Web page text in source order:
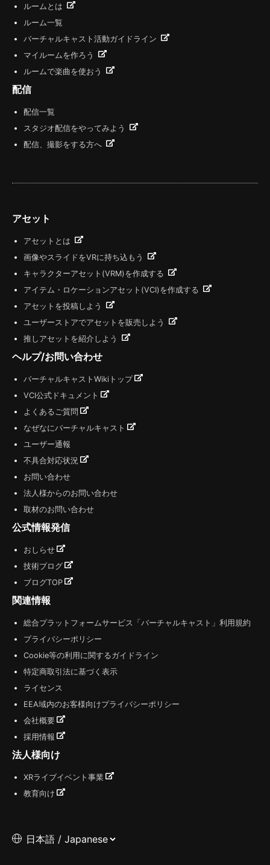
ルームとは
ルーム一覧
バーチャルキャスト活動ガイドライン
マイルームを作ろう
ルームで楽曲を使おう
配信
配信一覧
スタジオ配信をやってみよう
配信、撮影をする方へ
アセット
アセットとは
画像やスライドをVRに持ち込もう
キャラクターアセット(VRM)を作成する
アイテム・ロケーションアセット(VCI)を作成する
アセットを投稿しよう
ユーザーストアでアセットを販売しよう
推しアセットを紹介しよう
ヘルプ/お問い合わせ
バーチャルキャストWikiトップ
VCI公式ドキュメント
よくあるご質問
なぜなにバーチャルキャスト
ユーザー通報
不具合対応状況
お問い合わせ
法人様からのお問い合わせ
取材のお問い合わせ
公式情報発信
おしらせ
技術ブログ
ブログTOP
関連情報
総合プラットフォームサービス「バーチャルキャスト」利用規約
プライバシーポリシー
Cookie等の利用に関するガイドライン
特定商取引法に基づく表示
ライセンス
EEA域内のお客様向けプライバシーポリシー
会社概要
採用情報
法人様向け
XRライブイベント事業
教育向け